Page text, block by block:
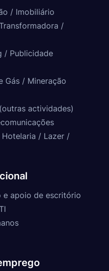
/ Imobiliário
/
/ Publicidade
Gás / Mineração
actividades)
Hotelaria / Lazer /
e apoio de escritório